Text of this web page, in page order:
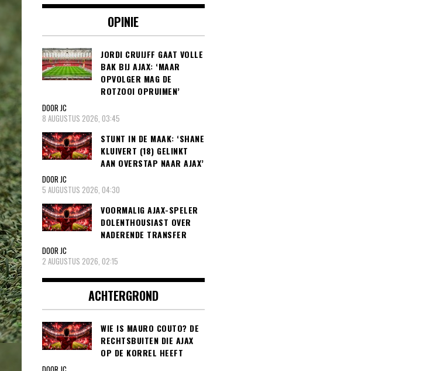
OPINIE
JORDI CRUIJFF GAAT VOLLE
BAK BIJ AJAX: ‘MAAR
OPVOLGER MAG DE
ROTZOOI OPRUIMEN’
DOOR JC
8 AUGUSTUS 2026, 03:45
STUNT IN DE MAAK: ‘SHANE
KLUIVERT (18) GELINKT
AAN OVERSTAP NAAR AJAX’
DOOR JC
5 AUGUSTUS 2026, 04:30
VOORMALIG AJAX-SPELER
DOLENTHOUSIAST OVER
NADERENDE TRANSFER
DOOR JC
2 AUGUSTUS 2026, 02:15
ACHTERGROND
WIE IS MAURO COUTO? DE
RECHTSBUITEN DIE AJAX
OP DE KORREL HEEFT